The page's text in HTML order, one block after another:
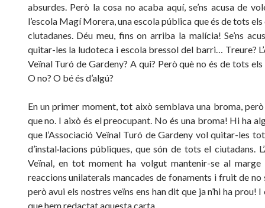
absurdes. Però la cosa no acaba aquí, se’ns acusa de
l’escola Magí Morera, una escola pública que és de tots
ciutadanes. Déu meu, fins on arriba la malícia! Se’ns
quitar-les la ludoteca i escola bressol del barri… Treure?
Veïnal Turó de Gardeny? A qui? Però què no és de tots els
O no? O bé és d’algú?
En un primer moment, tot això semblava una broma,
que no. I això és el preocupant. No és una broma! Hi ha
que l’Associació Veïnal Turó de Gardeny vol quitar-les
d’instal·lacions públiques, que són de tots el ciutadans.
Veïnal, en tot moment ha volgut mantenir-se al marge
reaccions unilaterals mancades de fonaments i fruit de no
però avui els nostres veïns ens han dit que ja n’hi ha prou!
que hem redactat aquesta carta.